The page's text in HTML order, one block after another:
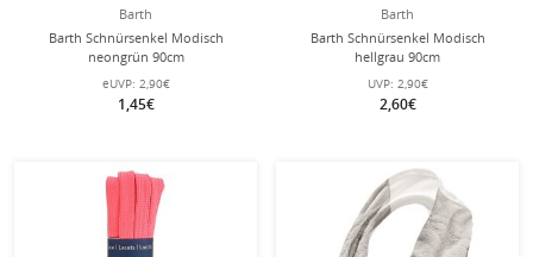
Barth
Barth Schnürsenkel Modisch
neongrün 90cm
eUVP: 2,90€
1,45€
Barth
Barth Schnürsenkel Modisch
hellgrau 90cm
UVP: 2,90€
2,60€